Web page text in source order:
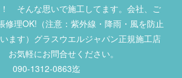
そんな思いで施工してます。会社、ご
修理OK!（注意：紫外線・降雨・風を防止
ます）グラスウエルジャパン正規施工店
お気軽にお問合せください。
090-1312-0863迄